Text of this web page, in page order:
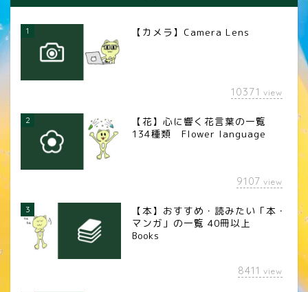
1 【カメラ】Camera Lens
10371 view
2
【花】心に響く花言葉の一覧
134種類 Flower language
9107 view
3
【本】おすすめ・読みたい「本・
マンガ」の一覧 40冊以上
Books
8411 view